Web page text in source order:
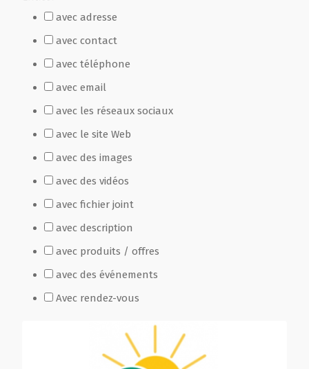
avec adresse
avec contact
avec téléphone
avec email
avec les réseaux sociaux
avec le site Web
avec des images
avec des vidéos
avec fichier joint
avec description
avec produits / offres
avec des événements
Avec rendez-vous
Fête Marché Paysan
Partenaires